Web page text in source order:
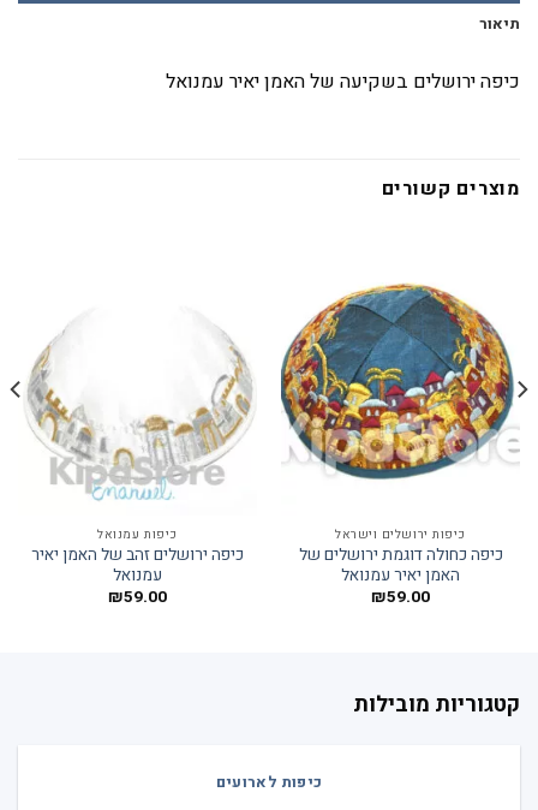
תיאור
כיפה ירושלים בשקיעה של האמן יאיר עמנואל
מוצרים קשורים
כיפות ירושלים וישראל
כיפה כחולה דוגמת ירושלים של
האמן יאיר עמנואל
₪59.00
כיפות עמנואל
כיפה ירושלים זהב של האמן יאיר
עמנואל
₪59.00
קטגוריות מובילות
כיפות לארועים